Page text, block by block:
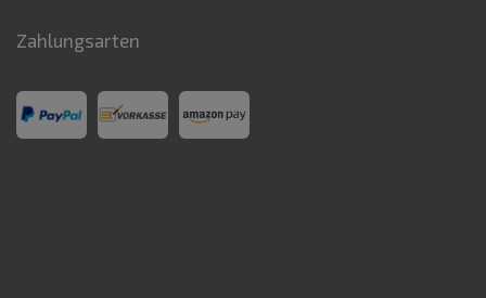
Zahlungsarten